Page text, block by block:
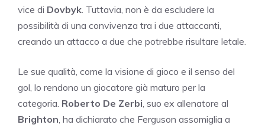
vice di Dovbyk . Tuttavia, non è da escludere la
possibilità di una convivenza tra i due attaccanti,
creando un attacco a due che potrebbe risultare letale.
Le sue qualità, come la visione di gioco e il senso del
gol, lo rendono un giocatore già maturo per la
categoria. Roberto De Zerbi , suo ex allenatore al
Brighton , ha dichiarato che Ferguson assomiglia a